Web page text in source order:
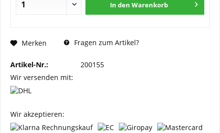
In den Warenkorb
Merken Fragen zum Artikel?
Artikel-Nr.:
200155
Wir versenden mit:
Wir akzeptieren: